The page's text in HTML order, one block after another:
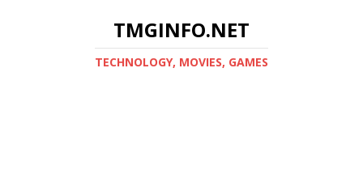
TMGINFO.NET
ТECHNOLOGY, MOVIES, GAMES